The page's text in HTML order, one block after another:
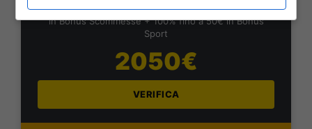
Iscrivendoti a PlanetWin365 ricevi: 100% fino a 2000€
in Bonus Scommesse + 100% fino a 50€ in Bonus
Sport
2050€
VERIFICA